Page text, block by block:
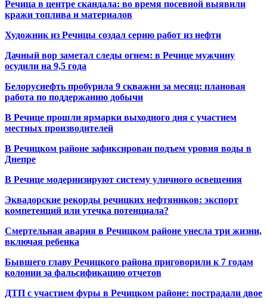
Речица в центре скандала: во время посевной выявили
кражи топлива и материалов
Художник из Речицы создал серию работ из нефти
Дачный вор заметал следы огнем: в Речице мужчину
осудили на 9,5 года
Белоруснефть пробурила 9 скважин за месяц: плановая
работа по поддержанию добычи
В Речице прошли ярмарки выходного дня с участием
местных производителей
В Речицком районе зафиксирован подъем уровня воды в
Днепре
В Речице модернизируют систему уличного освещения
Эквадорские рекорды речицких нефтяников: экспорт
компетенций или утечка потенциала?
Смертельная авария в Речицком районе унесла три жизни,
включая ребенка
Бывшего главу Речицкого района приговорили к 7 годам
колонии за фальсификацию отчетов
ДТП с участием фуры в Речицком районе: пострадали двое